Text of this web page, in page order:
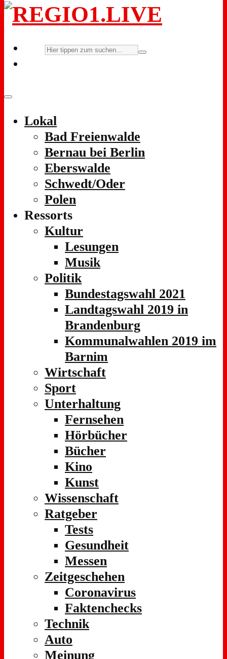
Lokal
Bad Freienwalde
Bernau bei Berlin
Eberswalde
Schwedt/Oder
Polen
Ressorts
Kultur
Lesungen
Musik
Politik
Bundestagswahl 2021
Landtagswahl 2019 in
Brandenburg
Kommunalwahlen 2019 im
Barnim
Wirtschaft
Sport
Unterhaltung
Fernsehen
Hörbücher
Bücher
Kino
Kunst
Wissenschaft
Ratgeber
Tests
Gesundheit
Messen
Zeitgeschehen
Coronavirus
Faktenchecks
Technik
Auto
Meinung